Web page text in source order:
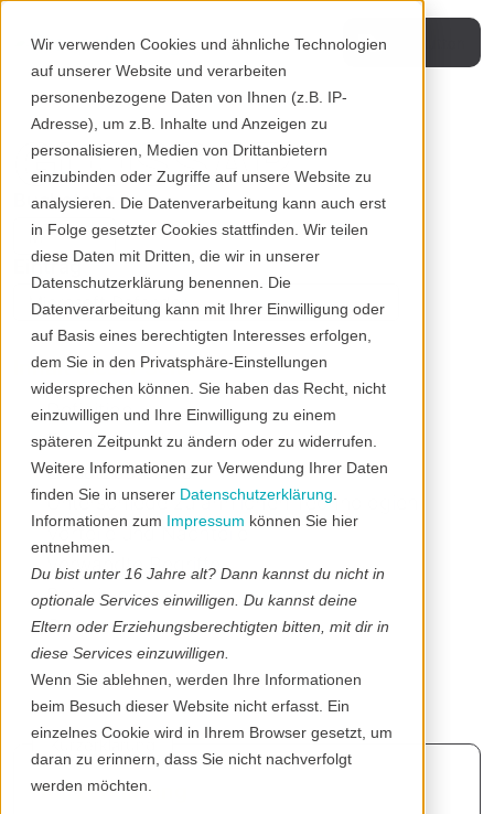
Wir verwenden Cookies und ähnliche Technologien
auf unserer Website und verarbeiten
personenbezogene Daten von Ihnen (z.B. IP-
Adresse), um z.B. Inhalte und Anzeigen zu
personalisieren, Medien von Drittanbietern
einzubinden oder Zugriffe auf unsere Website zu
analysieren. Die Datenverarbeitung kann auch erst
in Folge gesetzter Cookies stattfinden. Wir teilen
diese Daten mit Dritten, die wir in unserer
Datenschutzerklärung benennen. Die
Datenverarbeitung kann mit Ihrer Einwilligung oder
auf Basis eines berechtigten Interesses erfolgen,
dem Sie in den Privatsphäre-Einstellungen
widersprechen können. Sie haben das Recht, nicht
einzuwilligen und Ihre Einwilligung zu einem
späteren Zeitpunkt zu ändern oder zu widerrufen.
Weitere Informationen zur Verwendung Ihrer Daten
finden Sie in unserer Datenschutzerklärung
Informationen zum Impressum können Sie hier
entnehmen.
Du bist unter 16 Jahre alt? Dann kannst du nicht in
optionale Services einwilligen. Du kannst deine
Eltern oder Erziehungsberechtigten bitten, mit dir in
diese Services einzuwilligen.
Wenn Sie ablehnen, werden Ihre Informationen
beim Besuch dieser Website nicht erfasst. Ein
einzelnes Cookie wird in Ihrem Browser gesetzt, um
daran zu erinnern, dass Sie nicht nachverfolgt
werden möchten.
GLOSSAR
Buchstabe
Eintrag
Inhalt dieser Seite
Definition
Funktionsweise
Einsatzbereiche
Unterschiede zu ähnlichen Technologien
Vorteile und Nachteile
Verwandte Begriffe
Beispiele
Quellen
Kurzerklärung
Kurzerklärung